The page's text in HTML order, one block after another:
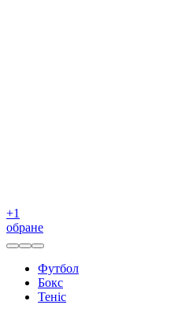
+1
обране
Футбол
Бокс
Теніс